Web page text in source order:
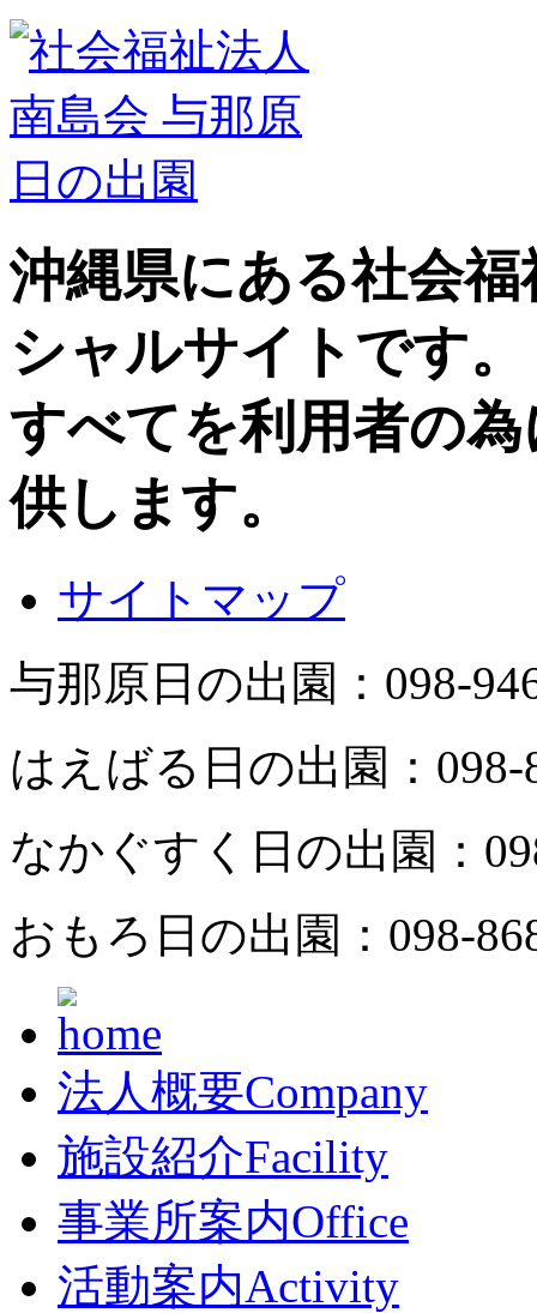
沖縄県にある社会
シャルサイトです。
すべてを利用者の
供します。
サイトマップ
与那原日の出園： 098-
はえばる日の出園： 098-
なかぐすく日の出園：
おもろ日の出園： 098-
法人概要Company
施設紹介Facility
事業所案内Office
活動案内Activity